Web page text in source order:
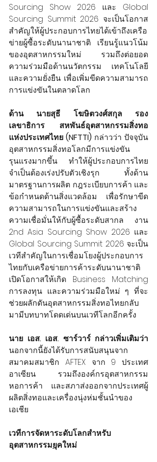
Sourcing Show 2026 และ Global
Sourcing Summit 2026 จะเป็นโอกาส
สำคัญให้ผู้ประกอบการไทยได้เข้าถึงเครือ
ข่ายผู้ซื้อระดับนานาชาติ เรียนรู้แนวโน้ม
ของอุตสาหกรรมใหม่ รวมถึงต่อยอด
ความร่วมมือด้านนวัตกรรม เทคโนโลยี
และความยั่งยืน เพื่อเพิ่มขีดความสามารถ
การแข่งขันในตลาดโลก
ด้าน นายสุธี โฆษิตวงศ์สกุล รอง
เลขาธิการ สหพันธ์อุตสาหกรรมสิ่งทอ
แห่งประเทศไทย (NFTTI) กล่าวว่า ปัจจุบัน
อุตสาหกรรมสิ่งทอโลกมีการแข่งขัน
รุนแรงมากขึ้น ทำให้ผู้ประกอบการไทย
จำเป็นต้องเร่งปรับตัวเชิงรุก ทั้งด้าน
มาตรฐานการผลิต กฎระเบียบการค้า และ
ข้อกำหนดด้านสิ่งแวดล้อม เพื่อรักษาขีด
ความสามารถในการแข่งขันและสร้าง
ความเชื่อมั่นให้กับผู้ซื้อระดับสากล งาน
2nd Asia Sourcing Show 2026 และ
Global Sourcing Summit 2026 จะเป็น
เวทีสำคัญในการเชื่อมโยงผู้ประกอบการ
ไทยกับเครือข่ายการค้าระดับนานาชาติ
เปิดโอกาสให้เกิด Business Matching
การลงทุน และความร่วมมือใหม่ ๆ ที่จะ
ช่วยผลักดันอุตสาหกรรมสิ่งทอไทยกลับ
มามีบทบาทโดดเด่นบนเวทีโลกอีกครั้ง
นาย เอส. เอส. ซาร์วาร์ กล่าวเพิ่มเติมว่า
นอกจากนี้ยังได้รับการสนับสนุนจาก
สมาคมสมาชิก AFTEX จาก 9 ประเทศ
อาเซียน รวมถึงองค์กรอุตสาหกรรม
หอการค้า และสภาส่งออกจากประเทศผู้
ผลิตสิ่งทอและเครื่องนุ่งห่มชั้นนำของ
เอเชีย
เวทีการจัดหาระดับโลกสำหรับ
อุตสาหกรรมยุคใหม่